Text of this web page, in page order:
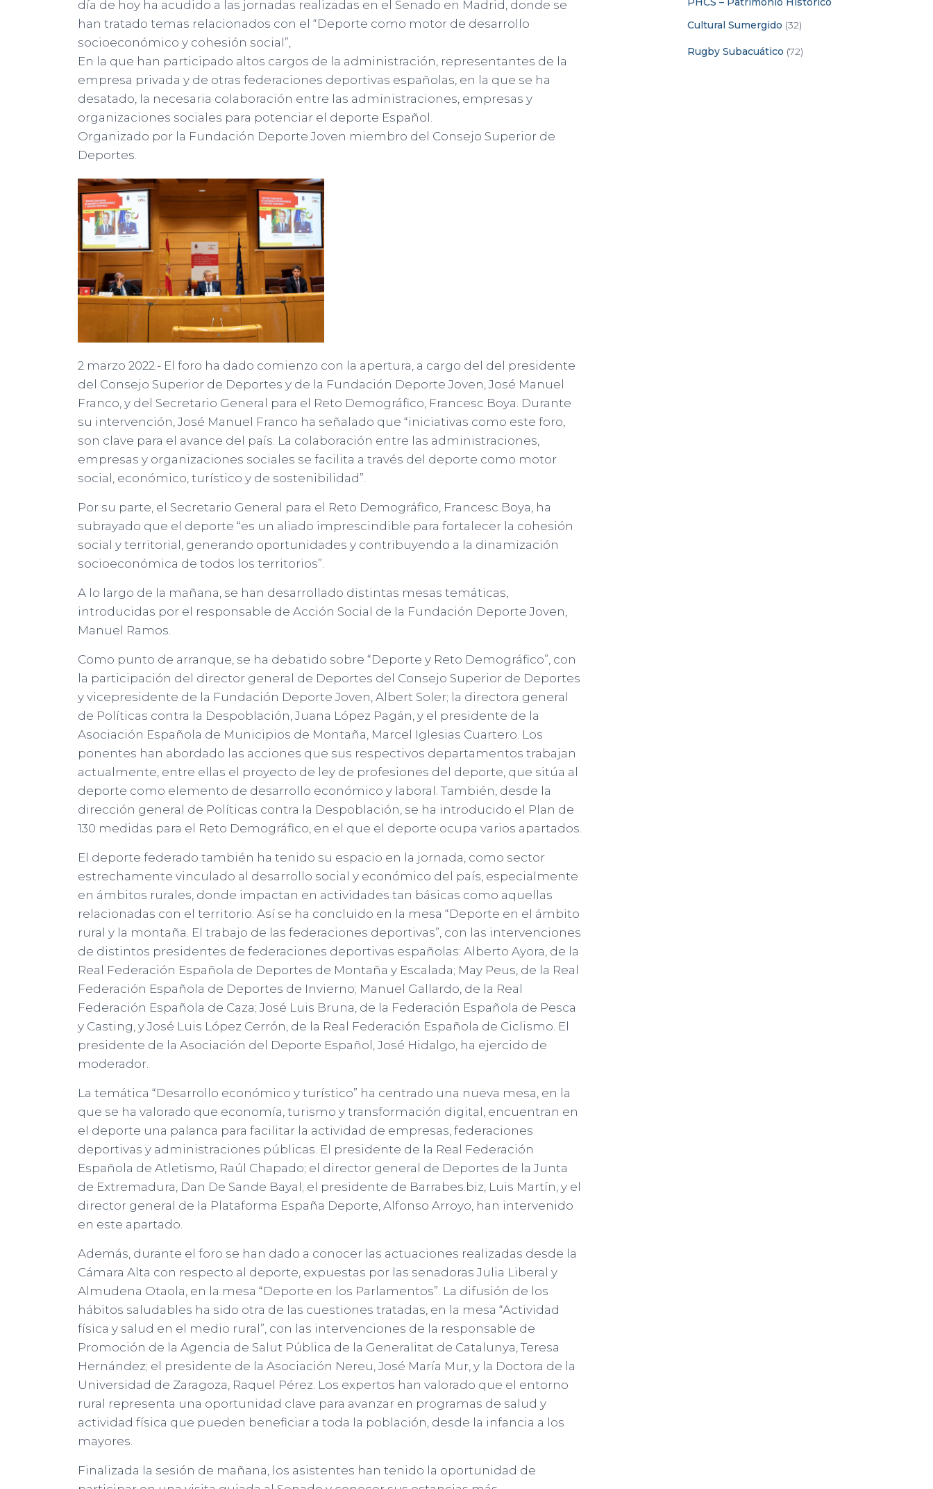
día de hoy ha acudido a las jornadas realizadas en el Senado en Madrid, donde se
han tratado temas relacionados con el “Deporte como motor de desarrollo
socioeconómico y cohesión social”,
En la que han participado altos cargos de la administración, representantes de la
empresa privada y de otras federaciones deportivas españolas, en la que se ha
desatado, la necesaria colaboración entre las administraciones, empresas y
organizaciones sociales para potenciar el deporte Español.
Organizado por la Fundación Deporte Joven miembro del Consejo Superior de
Deportes.
2 marzo 2022.- El foro ha dado comienzo con la apertura, a cargo del del presidente
del Consejo Superior de Deportes y de la Fundación Deporte Joven, José Manuel
Franco, y del Secretario General para el Reto Demográfico, Francesc Boya. Durante
su intervención, José Manuel Franco ha señalado que “iniciativas como este foro,
son clave para el avance del país. La colaboración entre las administraciones,
empresas y organizaciones sociales se facilita a través del deporte como motor
social, económico, turístico y de sostenibilidad”.
Por su parte, el Secretario General para el Reto Demográfico, Francesc Boya, ha
subrayado que el deporte “es un aliado imprescindible para fortalecer la cohesión
social y territorial, generando oportunidades y contribuyendo a la dinamización
socioeconómica de todos los territorios”.
A lo largo de la mañana, se han desarrollado distintas mesas temáticas,
introducidas por el responsable de Acción Social de la Fundación Deporte Joven,
Manuel Ramos.
Como punto de arranque, se ha debatido sobre “Deporte y Reto Demográfico”, con
la participación del director general de Deportes del Consejo Superior de Deportes
y vicepresidente de la Fundación Deporte Joven, Albert Soler; la directora general
de Políticas contra la Despoblación, Juana López Pagán, y el presidente de la
Asociación Española de Municipios de Montaña, Marcel Iglesias Cuartero. Los
ponentes han abordado las acciones que sus respectivos departamentos trabajan
actualmente, entre ellas el proyecto de ley de profesiones del deporte, que sitúa al
deporte como elemento de desarrollo económico y laboral. También, desde la
dirección general de Políticas contra la Despoblación, se ha introducido el Plan de
130 medidas para el Reto Demográfico, en el que el deporte ocupa varios apartados.
El deporte federado también ha tenido su espacio en la jornada, como sector
estrechamente vinculado al desarrollo social y económico del país, especialmente
en ámbitos rurales, donde impactan en actividades tan básicas como aquellas
relacionadas con el territorio. Así se ha concluido en la mesa “Deporte en el ámbito
rural y la montaña. El trabajo de las federaciones deportivas”, con las intervenciones
de distintos presidentes de federaciones deportivas españolas: Alberto Ayora, de la
Real Federación Española de Deportes de Montaña y Escalada; May Peus, de la Real
Federación Española de Deportes de Invierno; Manuel Gallardo, de la Real
Federación Española de Caza; José Luis Bruna, de la Federación Española de Pesca
y Casting, y José Luis López Cerrón, de la Real Federación Española de Ciclismo. El
presidente de la Asociación del Deporte Español, José Hidalgo, ha ejercido de
moderador.
La temática “Desarrollo económico y turístico” ha centrado una nueva mesa, en la
que se ha valorado que economía, turismo y transformación digital, encuentran en
el deporte una palanca para facilitar la actividad de empresas, federaciones
deportivas y administraciones públicas. El presidente de la Real Federación
Española de Atletismo, Raúl Chapado; el director general de Deportes de la Junta
de Extremadura, Dan De Sande Bayal; el presidente de Barrabes.biz, Luis Martín, y el
director general de la Plataforma España Deporte, Alfonso Arroyo, han intervenido
en este apartado.
Además, durante el foro se han dado a conocer las actuaciones realizadas desde la
Cámara Alta con respecto al deporte, expuestas por las senadoras Julia Liberal y
Almudena Otaola, en la mesa “Deporte en los Parlamentos”. La difusión de los
hábitos saludables ha sido otra de las cuestiones tratadas, en la mesa “Actividad
física y salud en el medio rural”, con las intervenciones de la responsable de
Promoción de la Agencia de Salut Pública de la Generalitat de Catalunya, Teresa
Hernández; el presidente de la Asociación Nereu, José María Mur, y la Doctora de la
Universidad de Zaragoza, Raquel Pérez. Los expertos han valorado que el entorno
rural representa una oportunidad clave para avanzar en programas de salud y
actividad física que pueden beneficiar a toda la población, desde la infancia a los
mayores.
Finalizada la sesión de mañana, los asistentes han tenido la oportunidad de
Cultural Sumergido (32)
Rugby Subacuático (72)